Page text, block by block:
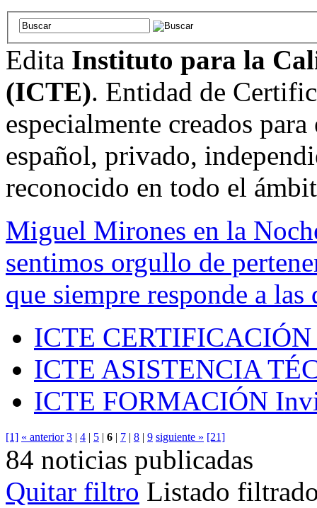
Edita Instituto para la
(ICTE). Entidad de
especialmente creados
español, privado,
reconocido en todo el
Miguel Mirones en la
sentimos orgullo de
que siempre responde a
ICTE CERTIFICACIÓN
ICTE ASISTENCIA
ICTE FORMACIÓN
[1] « anterior 3 | 4 | 5 | 6 | 7 | 8 | 9 siguiente » [21]
84 noticias publicadas
Quitar filtro Listado